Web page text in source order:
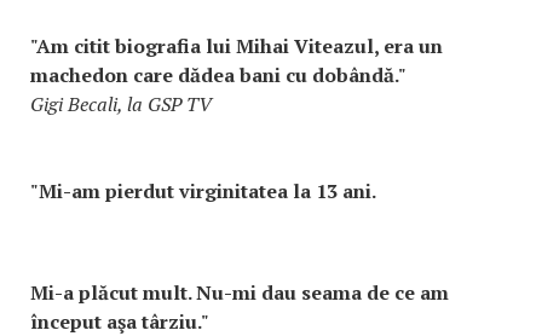
"Am citit biografia lui Mihai Viteazul, era un
machedon care dădea bani cu dobândă."
Gigi Becali, la GSP TV
"Mi-am pierdut virginitatea la 13 ani.
Mi-a plăcut mult. Nu-mi dau seama de ce am
început aşa târziu."